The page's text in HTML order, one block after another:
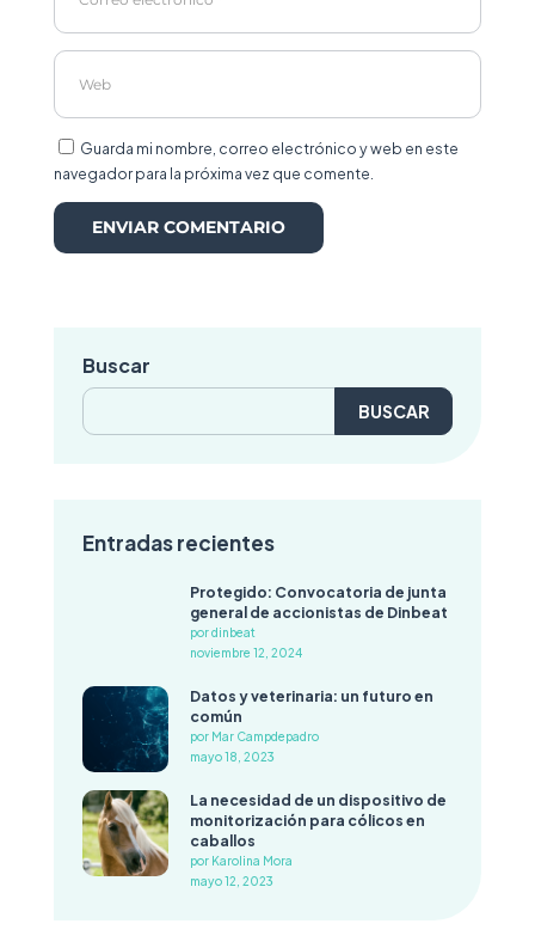
Guarda mi nombre, correo electrónico y web en este
navegador para la próxima vez que comente.
Buscar
Buscar:
Entradas recientes
Protegido: Convocatoria de junta
general de accionistas de Dinbeat
por dinbeat
noviembre 12, 2024
Datos y veterinaria: un futuro en
común
por Mar Campdepadro
mayo 18, 2023
La necesidad de un dispositivo de
monitorización para cólicos en
caballos
por Karolina Mora
mayo 12, 2023